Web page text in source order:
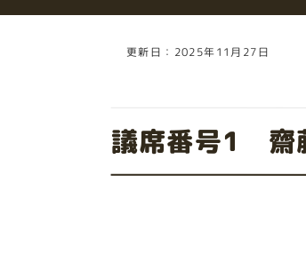
更新日：2025年11月27日
議席番号1 齋